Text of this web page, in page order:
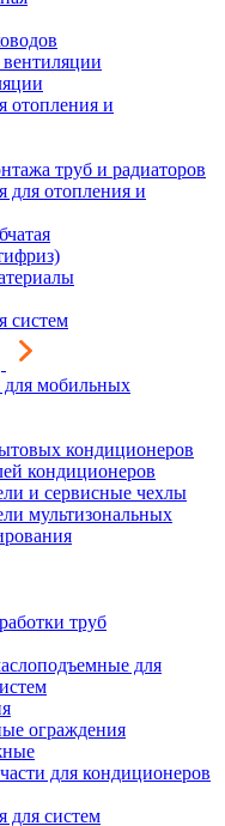
отопления и
труб и радиаторов
для отопления и
систем
мобильных
кондиционеров
кондиционеров
и сервисные чехлы
мультизональных
труб
для
ограждения
для кондиционеров
для систем